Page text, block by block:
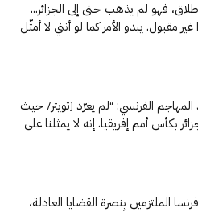
فهو لم يذهب حتى إلى الجزائر…
مقبول. يبدو الأمر كما لو أنني لا أمثّل
الفرنسي: “لم يغرّد (تويتر/ حيث
بكأس أمم إفريقيا. إنه لا يمثلنا على
الملتزمين بِنصرة القضايا العادلة،